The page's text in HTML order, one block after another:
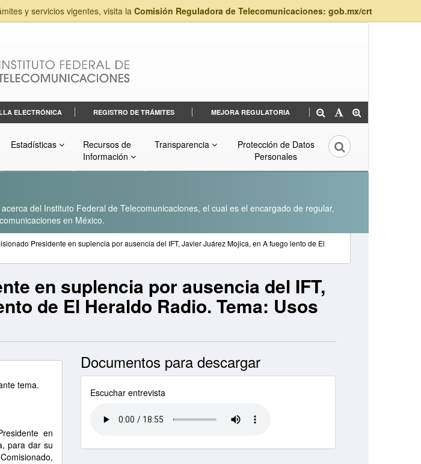
y servicios vigentes, visita la Comisión Reguladora de Telecomunicaciones: gob.mx/crt
ELECTRÓNICA REGISTRO DE TRÁMITES MEJORA REGULATORIA
Estadísticas
Recursos de
Información
Transparencia
Protección de Datos
Personales
del Instituto Federal de Telecomunicaciones, el cual es el encargado de regular,
en México.
Presidente en suplencia por ausencia del IFT, Javier Juárez Mojica, en A fuego lento de El
en suplencia por ausencia del IFT,
de El Heraldo Radio. Tema: Usos
tema.
en
para dar su
Documentos para descargar
Escuchar entrevista